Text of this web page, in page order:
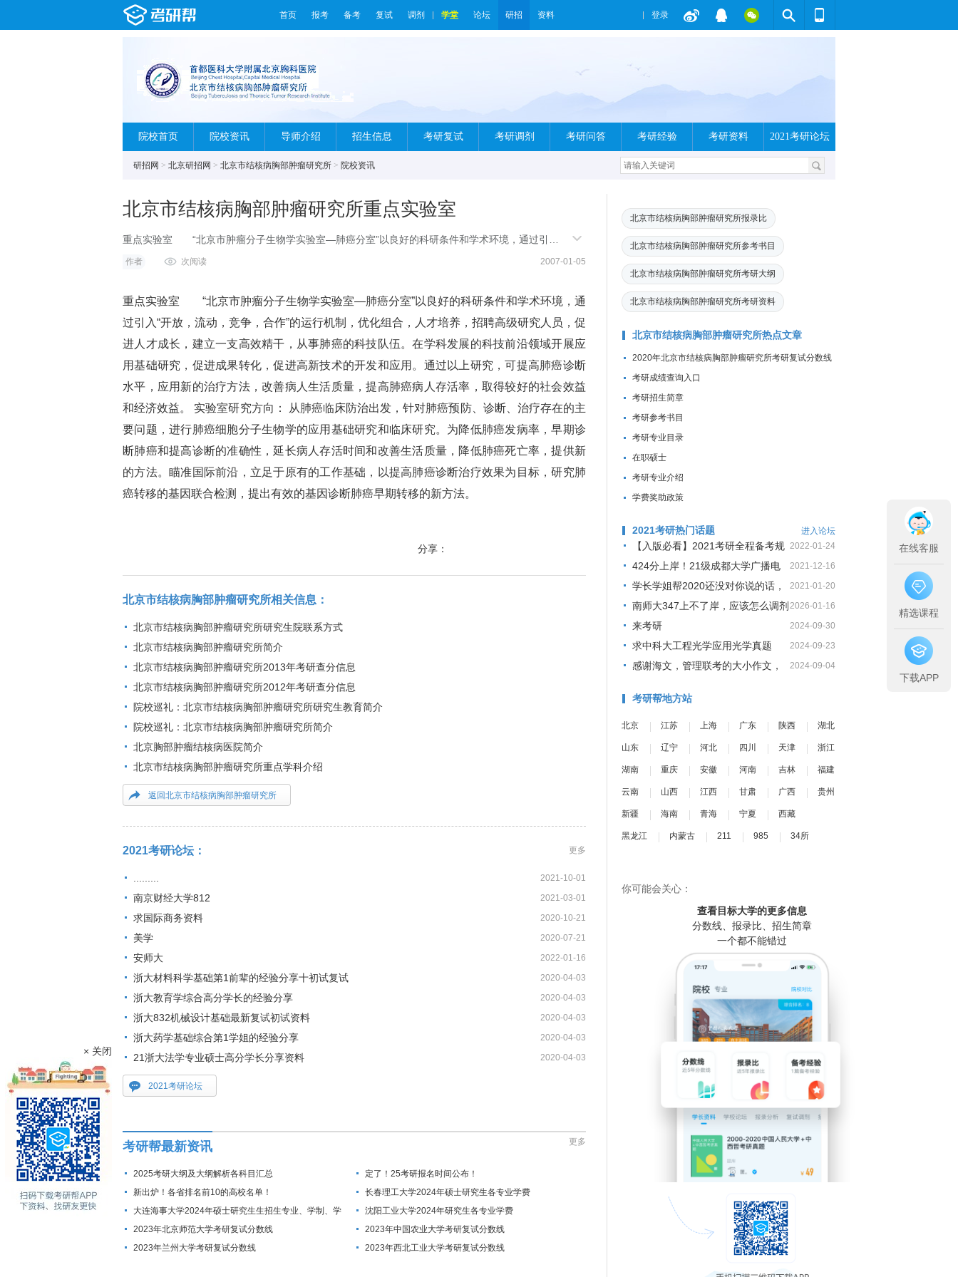
首页 报考 备考 复试 调剂 学堂 论坛 研招 资料 登录
院校首页 院校资讯 导师介绍 招生信息 考研复试 考研调剂 考研问答 考研经验 考研资料 2021考研论坛
研招网 > 北京研招网 > 北京市结核病胸部肿瘤研究所 > 院校资讯
北京市结核病胸部肿瘤研究所重点实验室
重点实验室 “北京市肿瘤分子生物学实验室—肺癌分室”以良好的科研条件和学术环境，通过引入
建立一支高效精干，从
作者 次阅读 2007-01-05
重点实验室 “北京市肿瘤分子生物学实验室—肺癌分室”以良好的科研条件和学术环境，通
过引入“开放，流动，竞争，合作”的运行机制，优化组合，人才培养，招聘高级研究人员，促
进人才成长，建立一支高效精干，从事肺癌的科技队伍。在学科发展的科技前沿领域开展应
用基础研究，促进成果转化，促进高新技术的开发和应用。通过以上研究，可提高肺癌诊断
水平，应用新的治疗方法，改善病人生活质量，提高肺癌病人存活率，取得较好的社会效益
和经济效益。 实验室研究方向： 从肺癌临床防治出发，针对肺癌预防、诊断、治疗存在的主
要问题，进行肺癌细胞分子生物学的应用基础研究和临床研究。为降低肺癌发病率，早期诊
断肺癌和提高诊断的准确性，延长病人存活时间和改善生活质量，降低肺癌死亡率，提供新
的方法。瞄准国际前沿，立足于原有的工作基础，以提高肺癌诊断治疗效果为目标，研究肺
癌转移的基因联合检测，提出有效的基因诊断肺癌早期转移的新方法。
分享：
北京市结核病胸部肿瘤研究所相关信息：
北京市结核病胸部肿瘤研究所研究生院联系方式
北京市结核病胸部肿瘤研究所简介
北京市结核病胸部肿瘤研究所2013年考研查分信息
北京市结核病胸部肿瘤研究所2012年考研查分信息
院校巡礼：北京市结核病胸部肿瘤研究所研究生教育简介
院校巡礼：北京市结核病胸部肿瘤研究所简介
北京胸部肿瘤结核病医院简介
北京市结核病胸部肿瘤研究所重点学科介绍
返回北京市结核病胸部肿瘤研究所
2021考研论坛： 更多
2021-10-01
2021-03-01
南京财经大学812
2020-10-21
求国际商务资料
2020-07-21
美学
2022-01-16
安师大
2020-04-03
浙大材料科学基础第1前辈的经验分享十初试复试
2020-04-03
浙大教育学综合高分学长的经验分享
2020-04-03
浙大832机械设计基础最新复试初试资料
2020-04-03
浙大药学基础综合第1学姐的经验分享
2020-04-03
21浙大法学专业硕士高分学长分享资料
2021考研论坛
考研帮最新资讯 更多
2025考研大纲及大纲解析各科目汇总
定了！25考研报名时间公布！
新出炉！各省排名前10的高校名单！
长春理工大学2024年硕士研究生各专业学费
大连海事大学2024年硕士研究生生招生专业、学制、学
费标准及拟招生人数
沈阳工业大学2024年研究生各专业学费
2023年北京师范大学考研复试分数线
2023年中国农业大学考研复试分数线
2023年兰州大学考研复试分数线
2023年西北工业大学考研复试分数线
北京市结核病胸部肿瘤研究所报录比
北京市结核病胸部肿瘤研究所参考书目
北京市结核病胸部肿瘤研究所考研大纲
北京市结核病胸部肿瘤研究所考研资料
北京市结核病胸部肿瘤研究所热点文章
2020年北京市结核病胸部肿瘤研究所考研复试分数线
考研成绩查询入口
考研招生简章
考研参考书目
考研专业目录
在职硕士
考研专业介绍
学费奖助政策
2021考研热门话题
进入论坛
2022-01-24
【入版必看】2021考研全程备考规
划！
2021-12-16
424分上岸！21级成都大学广播电
视第1名三跨二战上岸经
2021-01-20
学长学姐帮2020还没对你说的话，
今天这就告诉你
2026-01-16
南师大347上不了岸，应该怎么调剂
2024-09-30
来考研
2024-09-23
求中科大工程光学应用光学真题
2024-09-04
感谢海文，管理联考的大小作文，
考研帮地方站
北京 江苏 上海 广东 陕西 湖北
山东 辽宁 河北 四川 天津 浙江
湖南 重庆 安徽 河南 吉林 福建
云南 山西 江西 甘肃 广西 贵州
新疆 海南 青海 宁夏 西藏
黑龙江 内蒙古 211 985 34所
你可能会关心：
查看目标大学的更多信息
分数线、报录比、招生简章
一个都不能错过
× 关闭
在线客服
精选课程
下载APP